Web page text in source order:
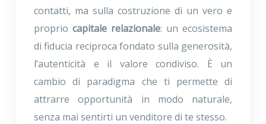
contatti, ma sulla costruzione di un vero e
proprio capitale relazionale: un ecosistema
di fiducia reciproca fondato sulla generosità,
l’autenticità e il valore condiviso. È un
cambio di paradigma che ti permette di
attrarre opportunità in modo naturale,
senza mai sentirti un venditore di te stesso.